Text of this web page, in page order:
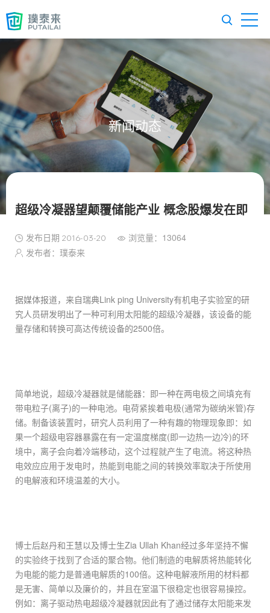
新闻动态
超级冷凝器望颠覆储能产业 概念股爆发在即
发布日期 2016-03-20
浏览量：13064
发布者：璞泰来
据媒体报道，来自瑞典Link ping University有机电子实验室的研
究人员研发明出了一种可利用太阳能的超级冷凝器，该设备的能
量存储和转换可高达传统设备的2500倍。
简单地说，超级冷凝器就是储能器：即一种在两电极之间填充有
带电粒子(离子)的一种电池。电荷紧挨着电极(通常为碳纳米管)存
储。制备该装置时，研究人员利用了一种有趣的物理现象即：如
果一个超级电容器暴露在有一定温度梯度(即一边热一边冷)的环
境中，离子会向着冷端移动，这个过程就产生了电流。将这种热
电效应应用于发电时，热能到电能之间的转换效率取决于所使用
的电解液和环境温差的大小。
博士后赵丹和王慧以及博士生Zia Ullah Khan经过多年坚持不懈
的实验终于找到了合适的聚合物。他们制造的电解质将热能转化
为电能的能力是普通电解质的100倍。这种电解液所用的材料都
是无害、简单以及廉价的，并且在室温下很稳定也很容易操控。
例如：离子驱动热电超级冷凝器就因此有了通过储存太阳能来发